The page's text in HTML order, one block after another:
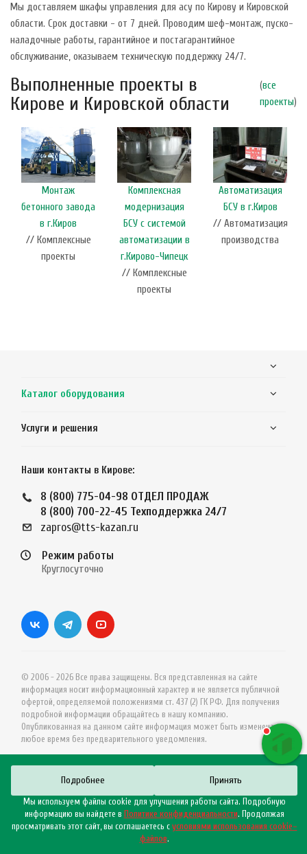
Мы доставляем шкафы управления для асу по Кирову и Кировской
области. Срок доставки - от 7 дней. Проводим шеф-монтаж, пуско-
наладочные работы, гарантийное и постагарантийное
обслуживание, оказываем техническую поддержку 24/7.
Выполненные проекты в
Кирове и Кировской области
(все
проекты)
Монтаж
бетонного завода
в г.Киров
// Комплексные
проекты
Комплексная
модернизация
БСУ с системой
автоматизации в
г.Кирово-Чипецк
// Комплексные
проекты
Автоматизация
БСУ в г.Киров
// Автоматизация
производства
Каталог оборудования
Услуги и решения
Наши контакты в Кирове:
8 (800) 775-04-98 ОТДЕЛ ПРОДАЖ
8 (800) 700-22-45 Техподдержка 24/7
zapros@tts-kazan.ru
Режим работы
Круглосуточно
© 2006 - 2026 Все права защищены. Вся представленная на сайте
информация носит информационный характер и не является публичной
офертой, определяемой положениями ст. 437 (2) ГК РФ. Для получения
подробной информации обращайтесь в нашу компанию.
Опубликованная на данном сайте информация может быть изменена в
любое время без предварительного уведомления.
Подробнее Принять
Мы используем файлы cookie для улучшения работы сайта. Подробную
информацию вы найдете в Политике конфиденциальности. Продолжая
просматривать этот сайт, вы соглашаетесь с условиями использования cookie–
файлов.